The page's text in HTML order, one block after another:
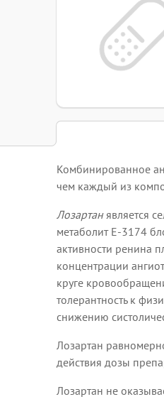
Комбинированное
чем каждый из
Лозартанявляется
метаболит Е-3174
активности ренина
концентрации
круге
толерантность к
снижению
Лозартан
действия дозы
Лозартан не